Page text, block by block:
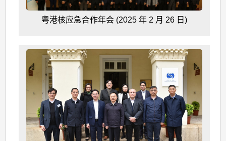
粤港核应急合作年会 (2025 年 2 月 26 日)